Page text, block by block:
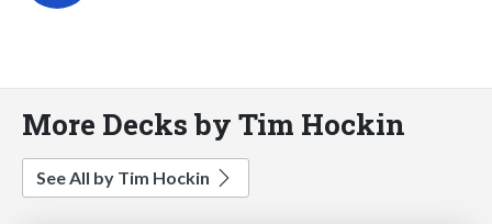
More Decks by Tim Hockin
See All by Tim Hockin